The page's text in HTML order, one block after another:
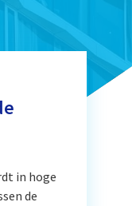
in hoge
de